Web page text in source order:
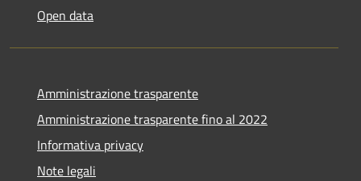
Open data
Amministrazione trasparente
Amministrazione trasparente fino al 2022
Informativa privacy
Note legali